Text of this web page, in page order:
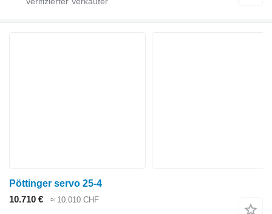
Pöttinger servo 25-4
10.710 €
≈ 10.010 CHF